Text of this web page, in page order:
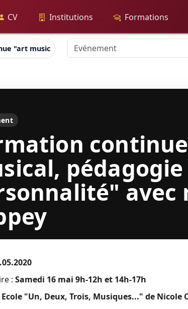
CV Institutions Formations
"art musical, pédagogie et personnalité" avec
avec
: Samedi 16 mai 9h-12h et 14h-17h
Ecole "Un, Deux, Trois, Musiques..." de Nicole